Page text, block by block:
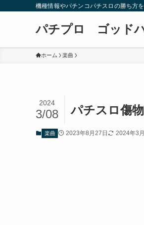
機種情報やパチンコパチスロの勝ち方
パチプロ ゴッド
ホーム 楽曲
パチスロ傷
2024
3/08
楽曲 2023年8月27日 2024年3